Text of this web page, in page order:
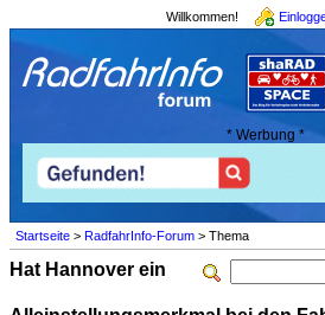
Willkommen!
* Werbung *
Startseite > RadfahrInfo-Forum > Thema
Hat Hannover ein